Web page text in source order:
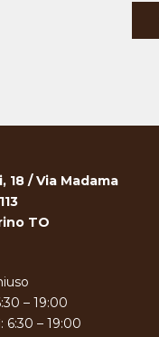
18 / Via Madama
TO
– 19:00
6:30 – 19:00